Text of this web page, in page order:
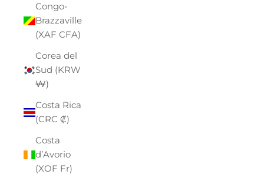
Congo-
Brazzaville
(XAF CFA)
Corea del
Sud (KRW
₩)
Costa Rica
(CRC ₡)
Costa
d’Avorio
(XOF Fr)